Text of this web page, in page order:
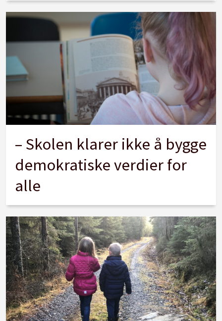
– Skolen klarer ikke å bygge
demokratiske verdier for
alle